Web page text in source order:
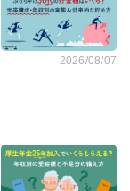
2026/08/07